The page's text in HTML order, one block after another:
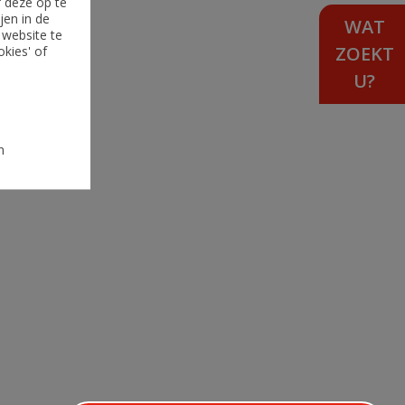
WAT
ZOEKT
U?
in de
te
of